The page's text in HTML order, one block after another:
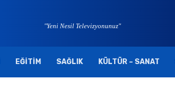
"Yeni Nesil Televizyonunuz"
EĞITIM SAĞLIK KÜLTÜR – SANAT